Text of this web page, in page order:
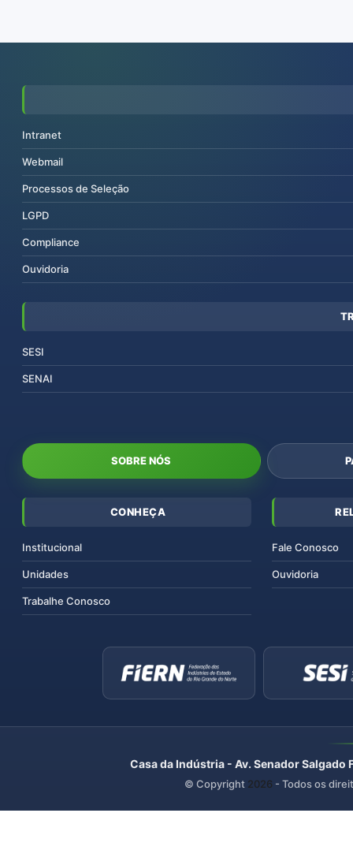
Intranet
Webmail
Processos de Seleção
LGPD
Compliance
Ouvidoria
SESI
SENAI
SOBRE NÓS
CONHEÇA
Institucional
Unidades
Trabalhe Conosco
Fale Conosco
Ouvidoria
Casa da Indústria - Av. Senador
© Copyright 2026 - Todos os